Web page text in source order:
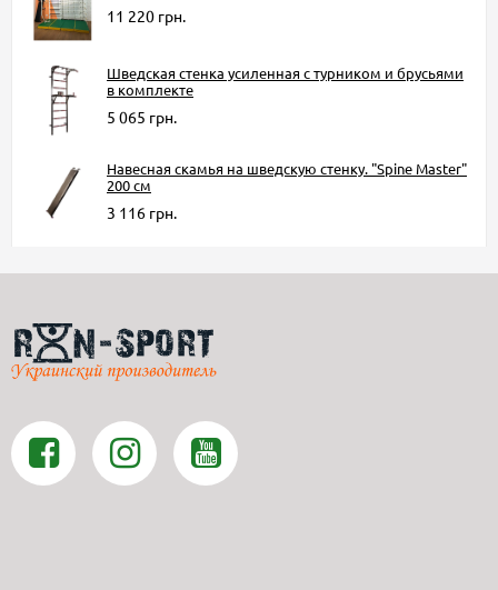
11 220 грн.
Шведская стенка усиленная с турником и брусьями
в комплекте
5 065 грн.
Навесная скамья на шведскую стенку. "Spine Master"
200 см
3 116 грн.